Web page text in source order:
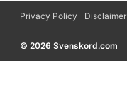
Privacy Policy Disclaimer
© 2026 Svenskord.com